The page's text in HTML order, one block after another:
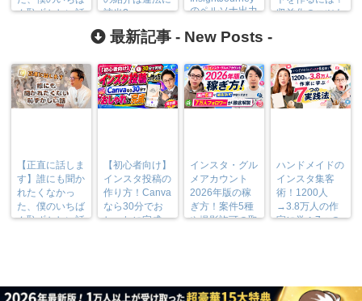
ん恥ずかしい話
該当?
のペルソナ出力
収益化のコツも
最新記事 - New Posts -
【正直に話しま
す】誰にも聞か
れたくなかっ
た、僕のいちば
ん恥ずかしい話
【初心者向け】
インスタ投稿の
作り方！Canva
なら30分でお
しゃれに完成
インスタ・グル
メアカウント
2026年版の稼
ぎ方！案件5種
や撮影許可の取
ハンドメイドの
インスタ集客
術！1200人
→3.8万人の作
家に学ぶ7つの